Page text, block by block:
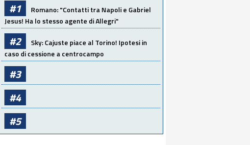
#1 Romano: "Contatti tra Napoli e Gabriel
Jesus! Ha lo stesso agente di Allegri"
#2 Sky: Cajuste piace al Torino! Ipotesi in
caso di cessione a centrocampo
#3
#4
#5